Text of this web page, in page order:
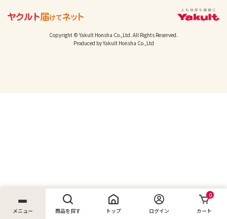
メニュー 商品を探す トップ ログイン
0
カート
Copyright © Yakult Honsha Co.,Ltd. All Rights Reserved.
Produced by Yakult Honsha Co.,Ltd